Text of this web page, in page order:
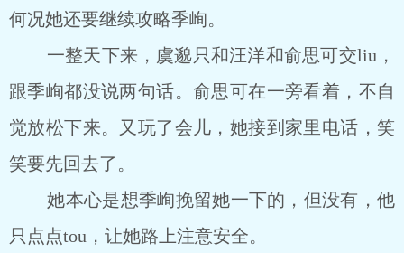
何况她还要继续攻略季峋。
一整天下来，虞邈只和汪洋和俞思可交liu，
跟季峋都没说两句话。俞思可在一旁看着，不自
觉放松下来。又玩了会儿，她接到家里电话，笑
笑要先回去了。
她本心是想季峋挽留她一下的，但没有，他
只点点tou，让她路上注意安全。